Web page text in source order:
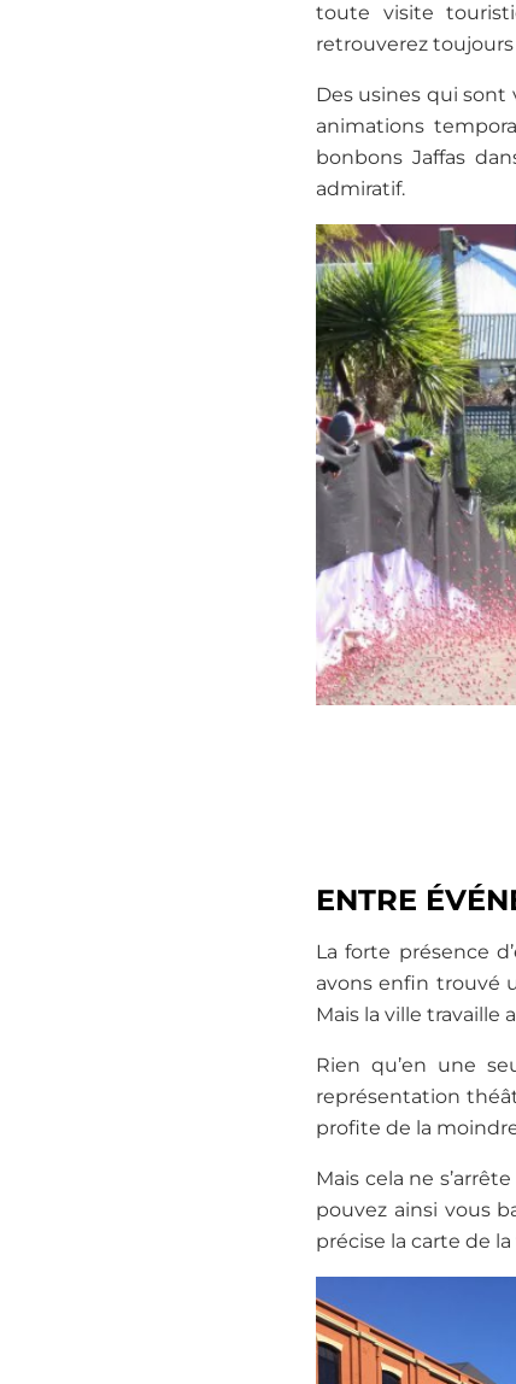
toute visite
retrouverez
Des usines qui sont
animations
bonbons Jaffas
admiratif.
ENTRE
La forte présence
avons enfin trouvé
Mais la ville
Rien qu’en une
représentation
profite de la
Mais cela ne
pouvez ainsi vous
précise la carte de